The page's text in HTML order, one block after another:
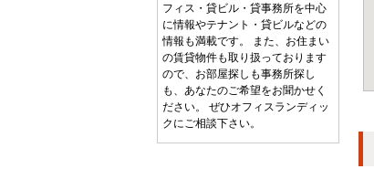
フィス・貸ビル・貸事務所を中心
に情報やテナント・貸ビルなどの
情報も満載です。 また、お住まい
の賃貸物件も取り扱っております
ので、お部屋探しも事務所探し
も、あなたのご希望をお聞かせく
ださい。 ぜひオフィスランディッ
クにご相談下さい。